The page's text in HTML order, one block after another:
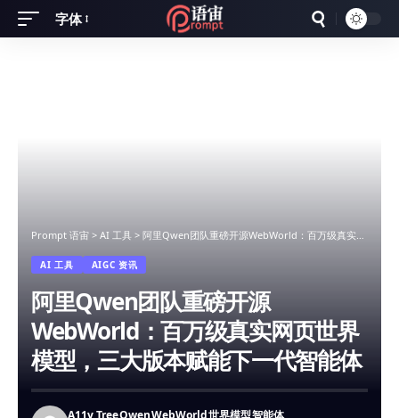
Font
字体
Prompt 语宙 > AI 工具 > 阿里Qwen团队重磅开源WebWorld：百万级真实网页世界模型，三大版本赋能下一代智能体
AI 工具 AIGC 资讯
阿里Qwen团队重磅开源
WebWorld：百万级真实网页世界
模型，三大版本赋能下一代智能体
A11y TreeQwenWebWorld世界模型智能体